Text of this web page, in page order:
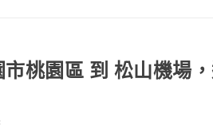
市桃園區 到 松山機場